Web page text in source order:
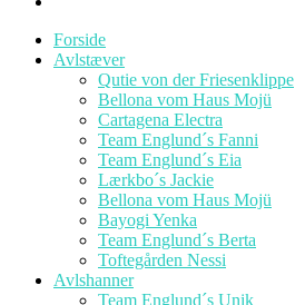
Forside
Avlstæver
Qutie von der Friesenklippe
Bellona vom Haus Mojü
Cartagena Electra
Team Englund´s Fanni
Team Englund´s Eia
Lærkbo´s Jackie
Bellona vom Haus Mojü
Bayogi Yenka
Team Englund´s Berta
Toftegården Nessi
Avlshanner
Team Englund´s Unik